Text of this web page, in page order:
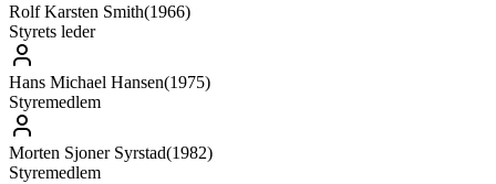
Rolf Karsten Smith(1966)
Styrets leder
Hans Michael Hansen(1975)
Styremedlem
Morten Sjoner Syrstad(1982)
Styremedlem